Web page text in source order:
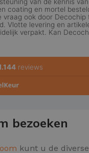
bezoeken
kunt u de diverse